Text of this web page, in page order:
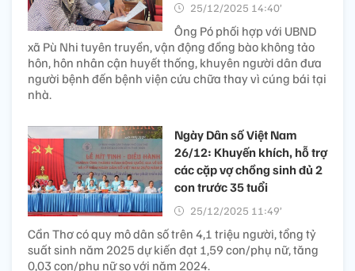
25/12/2025 14:40’
Ông Pó phối hợp với UBND
xã Pù Nhi tuyên truyền, vận động đồng bào không tảo
hôn, hôn nhân cận huyết thống, khuyên người dân đưa
người bệnh đến bệnh viện cứu chữa thay vì cúng bái tại
nhà.
Ngày Dân số Việt Nam
26/12: Khuyến khích, hỗ trợ
các cặp vợ chồng sinh đủ 2
con trước 35 tuổi
25/12/2025 11:49’
Cần Thơ có quy mô dân số trên 4,1 triệu người, tổng tỷ
suất sinh năm 2025 dự kiến đạt 1,59 con/phụ nữ, tăng
0,03 con/phụ nữ so với năm 2024.